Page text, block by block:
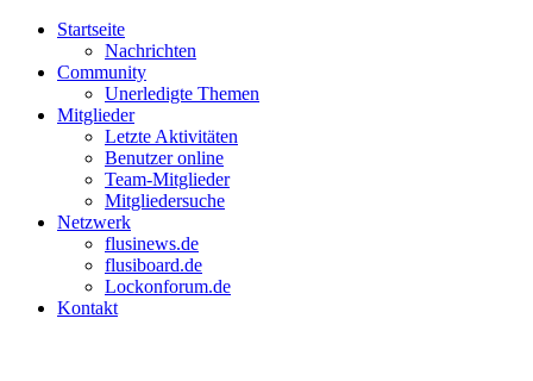
Startseite
Nachrichten
Community
Unerledigte Themen
Mitglieder
Letzte Aktivitäten
Benutzer online
Team-Mitglieder
Mitgliedersuche
Netzwerk
flusinews.de
flusiboard.de
Lockonforum.de
Kontakt